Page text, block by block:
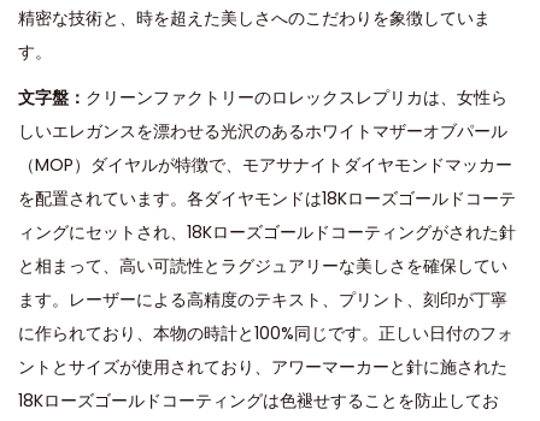
精密な技術と、時を超えた美しさへのこだわりを象徴していま
す。
文字盤： クリーンファクトリーのロレックスレプリカは、女性ら
しいエレガンスを漂わせる光沢のあるホワイトマザーオブパール
（MOP）ダイヤルが特徴で、モアサナイトダイヤモンドマッカー
を配置されています。各ダイヤモンドは18Kローズゴールドコーテ
ィングにセットされ、18Kローズゴールドコーティングがされた針
と相まって、高い可読性とラグジュアリーな美しさを確保してい
ます。レーザーによる高精度のテキスト、プリント、刻印が丁寧
に作られており、本物の時計と100%同じです。正しい日付のフォ
ントとサイズが使用されており、アワーマーカーと針に施された
18Kローズゴールドコーティングは色褪せすることを防止してお